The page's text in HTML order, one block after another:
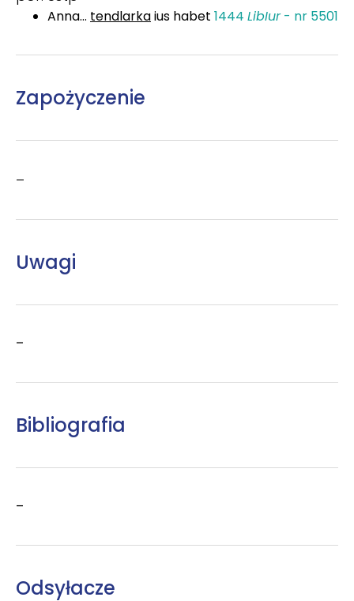
Anna... tendlarkaius habet 1444 LibIur- nr 5501
Zapożyczenie
–
Uwagi
–
Bibliografia
–
Odsyłacze